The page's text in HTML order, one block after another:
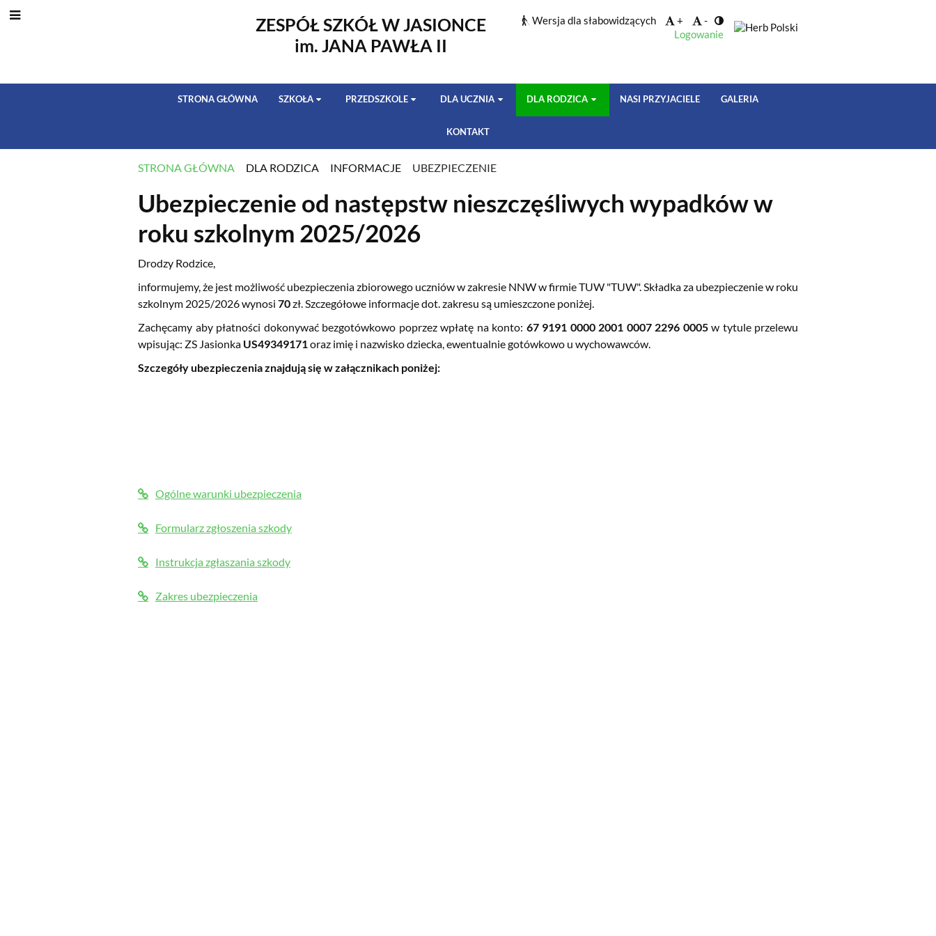
ZESPÓŁ SZKÓŁ W JASIONCE
im. JANA PAWŁA II
Wersja dla słabowidzących +
-
Logowanie
STRONA GŁÓWNA SZKOŁA PRZEDSZKOLE DLA UCZNIA DLA RODZICA NASI PRZYJACIELE GALERIA
KONTAKT
STRONA GŁÓWNA DLA RODZICA INFORMACJE UBEZPIECZENIE
UBEZPIECZENIE
Ubezpieczenie od następstw nieszczęśliwych wypadków w
roku szkolnym 2025/2026
Drodzy Rodzice,
informujemy, że jest możliwość ubezpieczenia zbiorowego uczniów w zakresie NNW w firmie TUW "TUW". Składka za ubezpieczenie w roku
szkolnym 2025/2026 wynosi 70zł. Szczegółowe informacje dot. zakresu są umieszczone poniżej.
Zachęcamy aby płatności dokonywać bezgotówkowo poprzez wpłatę na konto: 67 9191 0000 2001 0007 2296 0005w tytule przelewu
wpisując: ZS Jasionka US49349171oraz imię i nazwisko dziecka, ewentualniegotówkowo u wychowawców.
Szczegóły ubezpieczenia znajdują się w załącznikach poniżej:
Ogólne warunki ubezpieczenia
Formularz zgłoszenia szkody
Instrukcja zgłaszania szkody
Zakres ubezpieczenia